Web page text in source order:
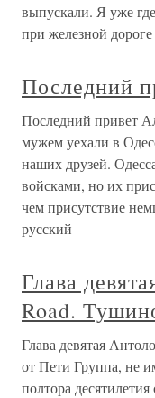
выпускали. Я уже
при железной дороге
Последний
Последний привет
мужем уехали в
наших друзей.
войсками, но их
чем присутствие
русский
Глава
Road.
Глава девятая
от Пети Группа, не
полтора